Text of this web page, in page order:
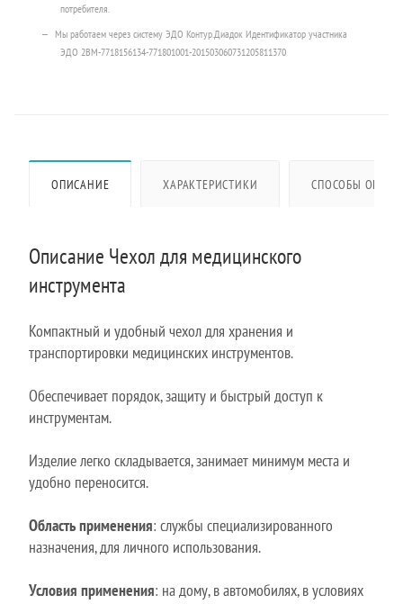
потребителя.
Мы работаем через систему ЭДО Контур.Диадок Идентификатор участника
ЭДО 2BM-7718156134-771801001-201503060731205811370
ОПИСАНИЕ ХАРАКТЕРИСТИКИ СПОСОБЫ
Описание Чехол для медицинского
инструмента
Компактный и удобный чехол для хранения и
транспортировки медицинских инструментов.
Обеспечивает порядок, защиту и быстрый доступ к
инструментам.
Изделие легко складывается, занимает минимум места и
удобно переносится.
Область применения: службы специализированного
назначения, для личного использования.
Условия применения: на дому, в автомобилях, в условиях